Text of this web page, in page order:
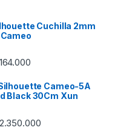
Cuchilla 2mm
164.000
Cameo-5A
Black 30Cm Xun
2.350.000